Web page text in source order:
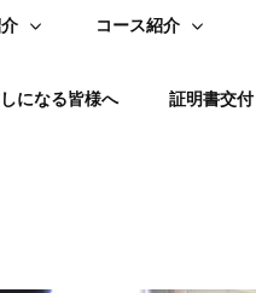
コース紹介
になる皆様へ 証明書交付